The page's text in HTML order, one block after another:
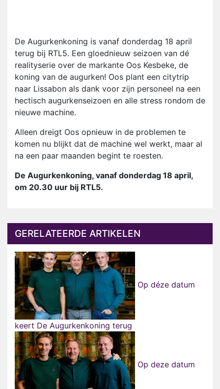
De Augurkenkoning is vanaf donderdag 18 april
terug bij RTL5. Een gloednieuw seizoen van dé
realityserie over de markante Oos Kesbeke, de
koning van de augurken! Oos plant een citytrip
naar Lissabon als dank voor zijn personeel na een
hectisch augurkenseizoen en alle stress rondom de
nieuwe machine.
Alleen dreigt Oos opnieuw in de problemen te
komen nu blijkt dat de machine wel werkt, maar al
na een paar maanden begint te roesten.
De Augurkenkoning, vanaf donderdag 18 april,
om 20.30 uur bij RTL5.
GERELATEERDE ARTIKELEN
Op déze datum
keert De Augurkenkoning terug
Op deze datum